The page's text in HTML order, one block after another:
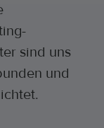
sind uns
und